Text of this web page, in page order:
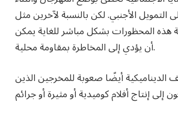
التمويل الأجنبي. لكن بالنسبة لآخرين مثل
هذه المحظورات بشكل مباشر للغاية يمكن
أن يؤدي إلى المخاطرة بمقاومة محلية.
أيضًا صعوبة للمخرجين الذين